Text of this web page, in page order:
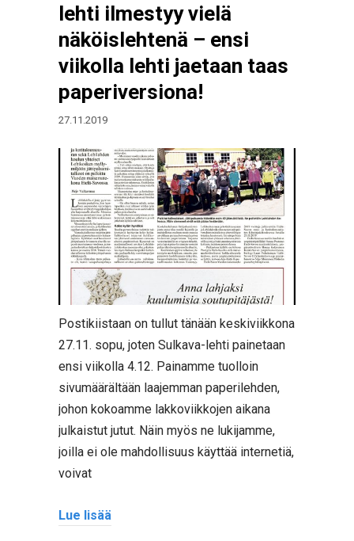
lehti ilmestyy vielä
näköislehtenä – ensi
viikolla lehti jaetaan taas
paperiversiona!
27.11.2019
Postikiistaan on tullut tänään keskiviikkona
27.11. sopu, joten Sulkava-lehti painetaan
ensi viikolla 4.12. Painamme tuolloin
sivumäärältään laajemman paperilehden,
johon kokoamme lakkoviikkojen aikana
julkaistut jutut. Näin myös ne lukijamme,
joilla ei ole mahdollisuus käyttää internetiä,
voivat
Lue lisää